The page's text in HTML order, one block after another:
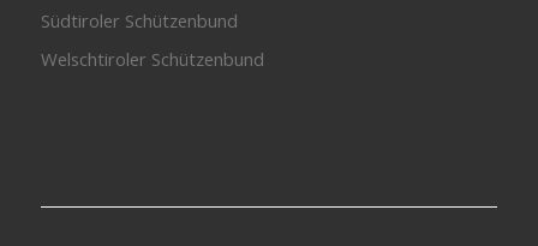
Südtiroler Schützenbund
Welschtiroler Schützenbund